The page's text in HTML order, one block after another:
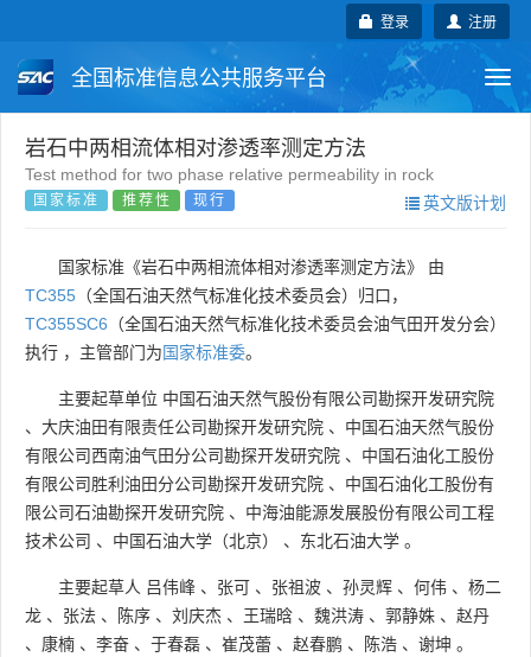
注册
登录
全国标准信息公共服务平台
国家标准 行业标准
团体标准 国际标准
国外标准 技术委员会
岩石中两相流体相对渗透率测定方法
Test method for two phase relative permeability in rock
国家标准 推荐性 现行 英文版计划
国家标准《岩石中两相流体相对渗透率测定方法》 由
TC355 （全国石油天然气标准化技术委员会）归口，
TC355SC6 （全国石油天然气标准化技术委员会油气田开发分会）
执行 ，主管部门为国家标准委。
主要起草单位 中国石油天然气股份有限公司勘探开发研究院
、 大庆油田有限责任公司勘探开发研究院 、 中国石油天然气股份
有限公司西南油气田分公司勘探开发研究院 、 中国石油化工股份
有限公司胜利油田分公司勘探开发研究院 、 中国石油化工股份有
限公司石油勘探开发研究院 、 中海油能源发展股份有限公司工程
技术公司 、 中国石油大学（北京） 、 东北石油大学 。
主要起草人 吕伟峰 、 张可 、 张祖波 、 孙灵辉 、 何伟 、 杨二
龙 、 张法 、 陈序 、 刘庆杰 、 王瑞晗 、 魏洪涛 、 郭静姝 、 赵丹
、 康楠 、 李奋 、 于春磊 、 崔茂蕾 、 赵春鹏 、 陈浩 、 谢坤 。